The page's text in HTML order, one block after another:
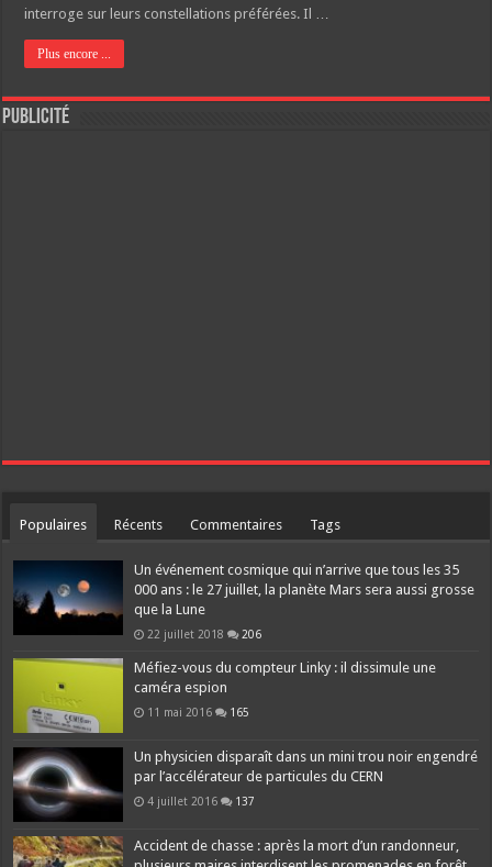
interroge sur leurs constellations préférées. Il …
Plus encore ...
Publicité
Populaires Récents Commentaires Tags
Un événement cosmique qui n’arrive que tous les 35
000 ans : le 27 juillet, la planète Mars sera aussi grosse
que la Lune
22 juillet 2018 206
Méfiez-vous du compteur Linky : il dissimule une
caméra espion
11 mai 2016 165
Un physicien disparaît dans un mini trou noir engendré
par l’accélérateur de particules du CERN
4 juillet 2016 137
Accident de chasse : après la mort d’un randonneur,